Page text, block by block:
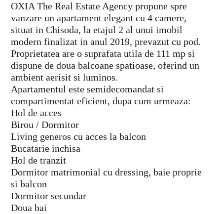
OXIA The Real Estate Agency propune spre
vanzare un apartament elegant cu 4 camere,
situat in Chisoda, la etajul 2 al unui imobil
modern finalizat in anul 2019, prevazut cu pod.
Proprietatea are o suprafata utila de 111 mp si
dispune de doua balcoane spatioase, oferind un
ambient aerisit si luminos.
Apartamentul este semidecomandat si
compartimentat eficient, dupa cum urmeaza:
Hol de acces
Birou / Dormitor
Living generos cu acces la balcon
Bucatarie inchisa
Hol de tranzit
Dormitor matrimonial cu dressing, baie proprie
si balcon
Dormitor secundar
Doua bai